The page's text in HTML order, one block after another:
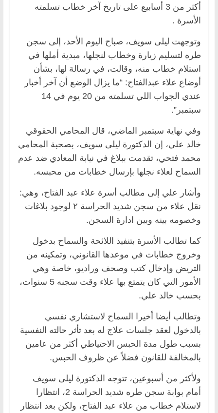
أكثر من 3 أسابيع على تاريخ آخر خطاب تسلمته
الأسرة .
وتوجهت ليلى سويف، صباح اليوم الأحد، إلى سجن
طره لتسليم زيارة وخطاب لنجلها، مبدية أملها في
استلام خطاب منه، وقالت، في رسالة لها، بشأن
أوضاع علاء عبدالفتاح: “ما يزال الوضع أن آخر أخبار
عندي الجواب اللي تسلمته من 20 يوم في 14
سبتمبر”.
وفي نهاية سبتمبر الماضي، قال المحامي الحقوقي
خالد علي، إن الدكتورة ليلى سويف، بصحبة المحامي
محمد فتحي، تقدمت ببلاغ في نيابة المعادي ضد عدم
السماح لعلاء نجلها بإرسال خطابات من محبسه.
وأشار علي إلى مطالب أسرة علاء عبد الفتاح، وهي:
نقل علاء من سجن شديد الحراسة ٢ لوجود بلاغات
وخصومه بينه وبين ادارة السجن.
كما تطالب الأسرة بتنفيذ اللائحة والسماح بدخول
وخروج خطابات في موعدها القانوني، وتمكينه من
التريض وإدخال كتب وصحف وراديو، خاصة وهي
الأمور التي كان يتمتع بها علاء وقت سجنه 5 سنوات،
بحسب خالد علي.
وتطالب أيضا أخيرا السماح لاستشاري نفسي
بالدخول لعقد جلسات علاج له بعد تأثر حالته النفسية
بسبب طول مدة الحبس الاحتياطي أكثر من عامين
بالمخالفة للقانون فضلاً عن ظروف الحبس.
ولأكثر من أسبوعين، تتوجه الدكتورة ليلى سويف
أمام بوابة سجن طره شديد الحراسة 2، انتظارا
لاستلام خطاب من علاء عبد الفتاح، ولكن بعد انتظار